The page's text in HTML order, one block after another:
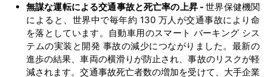
無謀な運転による交通事故と死亡率の上昇 -世界保健機関
によると、世界中で毎年約 130 万人が交通事故により命
を落としています。自動車用のスマート バーキング シス
テムの実装と開発 事故の減少につながりました。最新の
進歩の結果、車両の横滑りが防止され、事故のリスクが軽
減されます。交通事故死亡者数の増加を受けて、大手企業